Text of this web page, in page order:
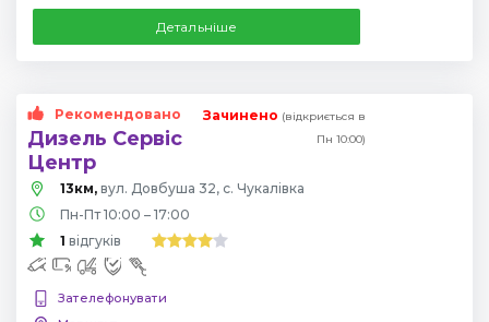
Детальніше
Рекомендовано
Дизель Сервіс
Центр
Зачинено (відкриється в
Пн 10:00)
13км, вул. Довбуша 32, с. Чукалівка
Пн-Пт 10:00 – 17:00
1 відгуків
Зателефонувати